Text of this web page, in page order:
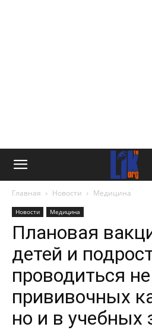
Главная Новости Медицина
Новости Медицина
Плановая
детей и
проводиться
прививочных
но и в учебных